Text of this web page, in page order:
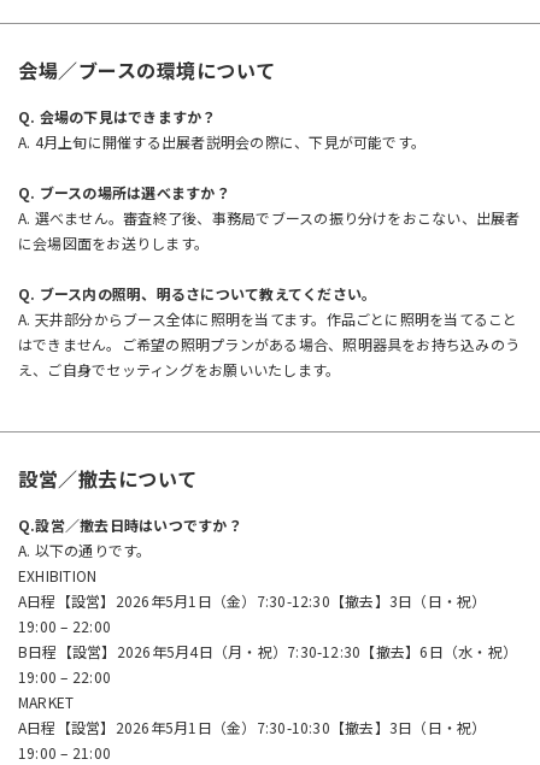
会場／ブースの環境について
Q. 会場の下見はできますか？
A. 4月上旬に開催する出展者説明会の際に、下見が可能です。
Q. ブースの場所は選べますか？
A. 選べません。審査終了後、事務局でブースの振り分けをおこない、出展者
に会場図面をお送りします。
Q. ブース内の照明、明るさについて教えてください。
A. 天井部分からブース全体に照明を当てます。作品ごとに照明を当てること
はできません。ご希望の照明プランがある場合、照明器具をお持ち込みのう
え、ご自身でセッティングをお願いいたします。
設営／撤去について
Q.設営／撤去日時はいつですか？
A. 以下の通りです。
EXHIBITION
A日程【設営】2026年5月1日（金）7:30-12:30【撤去】3日（日・祝）
19:00 – 22:00
B日程【設営】2026年5月4日（月・祝）7:30-12:30【撤去】6日（水・祝）
19:00 – 22:00
MARKET
A日程【設営】2026年5月1日（金）7:30-10:30【撤去】3日（日・祝）
19:00 – 21:00